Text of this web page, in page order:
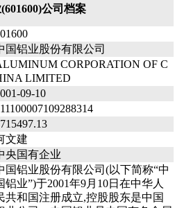
公司档案
国铝业股份有限公司
CORPORATION OF C
LIMITED
09-10
文建
央国有企业
国铝业股份有限公司(以下简称“中
铝业”)于2001年9月10日在中华人
共和国注册成立,控股股东是中国